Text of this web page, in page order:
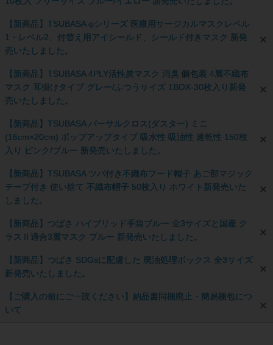
【新商品】TSUBASA φシリーズ 医療用サージカルマスクレベル
1・レベル2、付替え用アイシールド、シールド付きマスク 新発
売いたしました。
【新商品】TSUBASA 4PLY活性炭マスク 消臭 個包装 4層不織布
マスク 耳掛けタイプ グレー/ふつうサイズ 1BOX-30枚入り新発
売いたしました。
【新商品】TSUBASA バーサルクロス(ダスター) ミニ
(16cm×20cm) ポップアップタイプ 吸水性 吸油性 速乾性 150枚
入り ピンク/ブルー 新発売いたしました。
【新商品】TSUBASA ツバ付き不織布フード帽子 あご部マジック
テープ付き 使い捨て 不織布帽子 50枚入り ホワイト新発売いた
しました。
【新商品】つばさ ハイブリッド手袋ブルー 全3サイズと国産 ク
ラスⅡ適合3層マスク ブルー 新発売いたしました。
【新商品】つばさ SDGsに配慮した 廃油処理ボックス 全3サイズ
新発売いたしました。
【ご購入の前にご一読ください】納品書同梱廃止・簡易梱包につ
いて